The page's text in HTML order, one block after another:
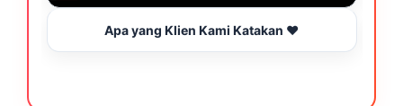
Apa yang Klien Kami Katakan ❤️